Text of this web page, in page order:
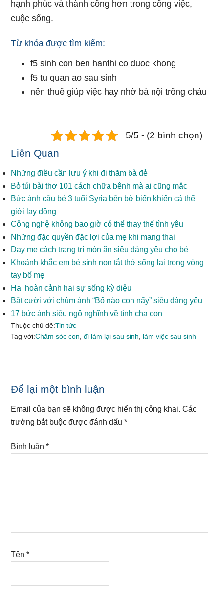
hạnh phúc và thành công hơn trong công việc,
cuộc sống.
Từ khóa được tìm kiếm:
f5 sinh con ben hanthi co duoc khong
f5 tu quan ao sau sinh
nên thuê giúp việc hay nhờ bà nội trông cháu
5/5 - (2 bình chọn)
Liên Quan
Những điều cần lưu ý khi đi thăm bà đẻ
Bỏ túi bài thơ 101 cách chữa bệnh mà ai cũng mắc
Bức ảnh cậu bé 3 tuổi Syria bên bờ biển khiến cả thế
giới lay động
Công nghệ không bao giờ có thể thay thế tình yêu
Những đặc quyền đặc lợi của mẹ khi mang thai
Dạy mẹ cách trang trí món ăn siêu đáng yêu cho bé
Khoảnh khắc em bé sinh non tắt thở sống lại trong vòng
tay bố mẹ
Hai hoàn cảnh hai sự sống kỳ diệu
Bật cười với chùm ảnh “Bố nào con nấy” siêu đáng yêu
17 bức ảnh siêu ngộ nghĩnh về tình cha con
Thuộc chủ đề:Tin tức
Tag với:Chăm sóc con ,đi làm lại sau sinh làm việc sau sinh
Reader
Interactions
Để lại một bình luận
Email của bạn sẽ không được hiển thị công khai. Các
trường bắt buộc được đánh dấu*
Bình luận*
Tên*